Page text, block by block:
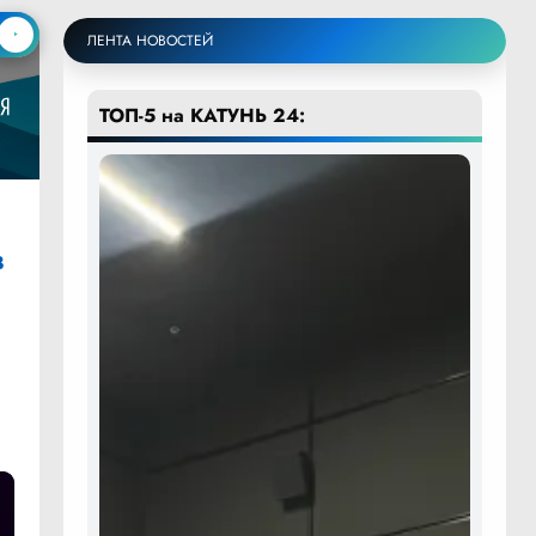
ЛЕНТА НОВОСТЕЙ
ТОП-5 на КАТУНЬ 24: